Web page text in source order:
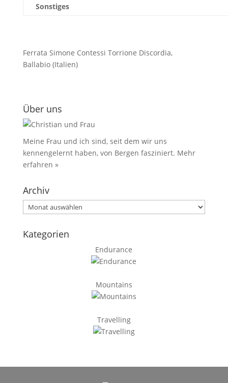
Sonstiges
Ferrata Simone Contessi Torrione Discordia,
Ballabio (Italien)
Über uns
Meine Frau und ich sind, seit dem wir uns
kennengelernt haben, von Bergen fasziniert. Mehr
erfahren »
Archiv
Archiv
Kategorien
Endurance
Mountains
Travelling